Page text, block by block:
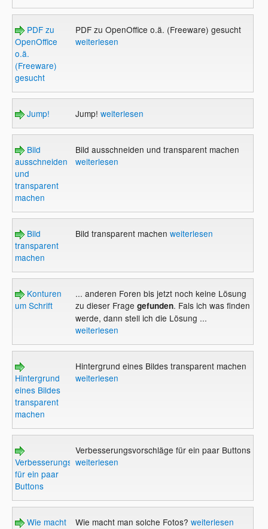
PDF zu
OpenOffice
o.ä.
(Freeware)
gesucht
PDF zu OpenOffice o.ä. (Freeware) gesucht
weiterlesen
Jump! Jump! weiterlesen
Bild
ausschneiden
und
transparent
machen
Bild ausschneiden und transparent machen
weiterlesen
Bild
transparent
machen
Bild transparent machen weiterlesen
Konturen
um Schrift
... anderen Foren bis jetzt noch keine Lösung
zu dieser Frage gefunden. Fals ich was finden
werde, dann stell ich die Lösung ...
weiterlesen
Hintergrund
eines Bildes
transparent
machen
Hintergrund eines Bildes transparent machen
weiterlesen
Verbesserungsvorschläge
für ein paar
Buttons
Verbesserungsvorschläge für ein paar Buttons
weiterlesen
Wie macht
Wie macht man solche Fotos? weiterlesen